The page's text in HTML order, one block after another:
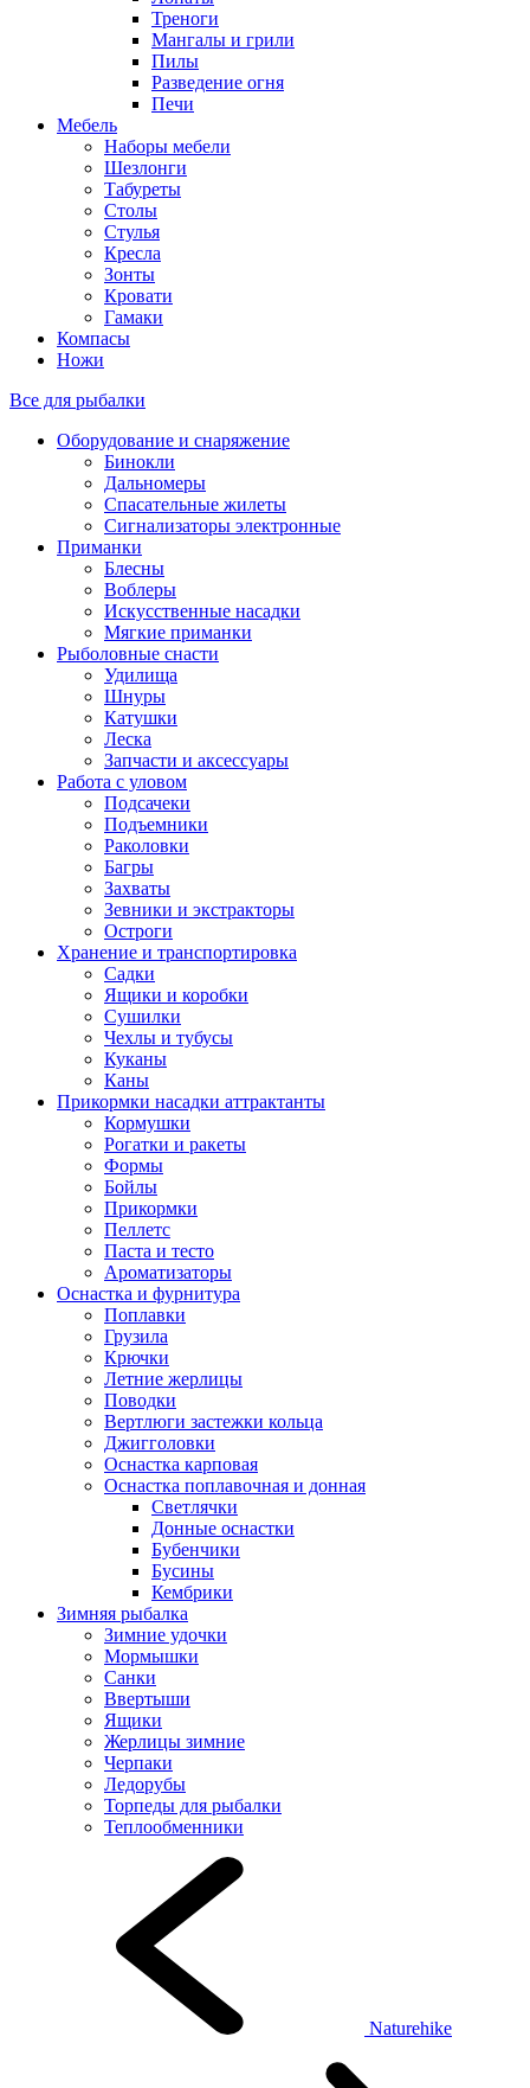
Треноги
Мангалы и грили
Пилы
Разведение огня
Печи
Мебель
Наборы мебели
Шезлонги
Табуреты
Столы
Стулья
Кресла
Зонты
Кровати
Гамаки
Компасы
Ножи
Все для рыбалки
Оборудование и снаряжение
Бинокли
Дальномеры
Спасательные жилеты
Сигнализаторы электронные
Приманки
Блесны
Воблеры
Искусственные насадки
Мягкие приманки
Рыболовные снасти
Удилища
Шнуры
Катушки
Леска
Запчасти и аксессуары
Работа с уловом
Подсачеки
Подъемники
Раколовки
Багры
Захваты
Зевники и экстракторы
Остроги
Хранение и транспортировка
Садки
Ящики и коробки
Сушилки
Чехлы и тубусы
Куканы
Каны
Прикормки насадки аттрактанты
Кормушки
Рогатки и ракеты
Формы
Бойлы
Прикормки
Пеллетс
Паста и тесто
Ароматизаторы
Оснастка и фурнитура
Поплавки
Грузила
Крючки
Летние жерлицы
Поводки
Вертлюги застежки кольца
Джигголовки
Оснастка карповая
Оснастка поплавочная и донная
Светлячки
Донные оснастки
Бубенчики
Бусины
Кембрики
Зимняя рыбалка
Зимние удочки
Мормышки
Санки
Ввертыши
Ящики
Жерлицы зимние
Черпаки
Ледорубы
Торпеды для рыбалки
Теплообменники
Naturehike